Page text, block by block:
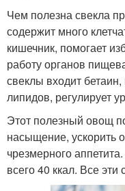
Чем полезна свекла
содержит много
кишечник, помогает
работу органов
свеклы входит
липидов, регулирует
Этот полезный овощ
насыщение, ускорить
чрезмерного
всего 40 ккал. Все